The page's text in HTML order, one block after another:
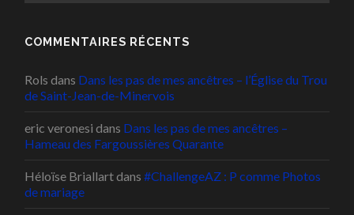
COMMENTAIRES RÉCENTS
Rols dans Dans les pas de mes ancêtres – l’Église du Trou
de Saint-Jean-de-Minervois
eric veronesi dans Dans les pas de mes ancêtres –
Hameau des Fargoussières Quarante
Héloïse Briallartdans#ChallengeAZ : P comme Photos
de mariage